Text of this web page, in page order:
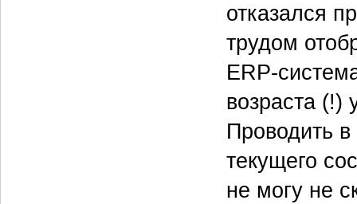
отказался
трудом
возраста (!)
Проводить
текущего
не могу не